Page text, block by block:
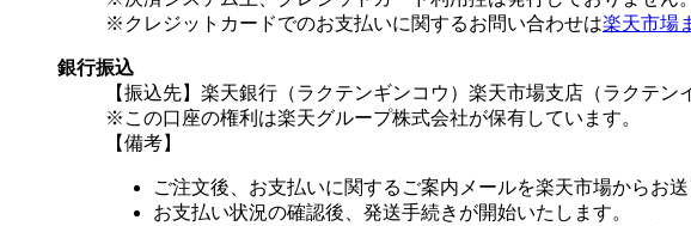
※クレジットカードでのお支払いに関するお問い合わせは楽天市場
銀行振込
【振込先】楽天銀行（ラクテンギンコウ）楽天市場支店（ラクテ
※この口座の権利は楽天グループ株式会社が保有しています。
【備考】
ご注文後、お支払いに関するご案内メールを楽天市場からお送
お支払い状況の確認後、発送手続きが開始いたします。